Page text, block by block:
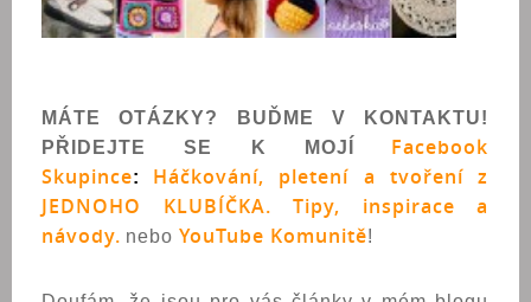
MÁTE OTÁZKY? BUĎME V KONTAKTU!
PŘIDEJTE SE K MOJÍ
Facebook
Skupince:
Háčkování, pletení a tvoření z
JEDNOHO KLUBÍČKA. Tipy, inspirace a
návody. nebo YouTube Komunitě!